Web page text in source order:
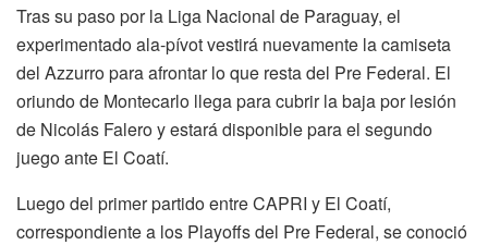
Tras su paso por la Liga Nacional de Paraguay, el
experimentado ala-pívot vestirá nuevamente la camiseta
del Azzurro para afrontar lo que resta del Pre Federal. El
oriundo de Montecarlo llega para cubrir la baja por lesión
de Nicolás Falero y estará disponible para el segundo
juego ante El Coatí.
Luego del primer partido entre CAPRI y El Coatí,
correspondiente a los Playoffs del Pre Federal, se conoció